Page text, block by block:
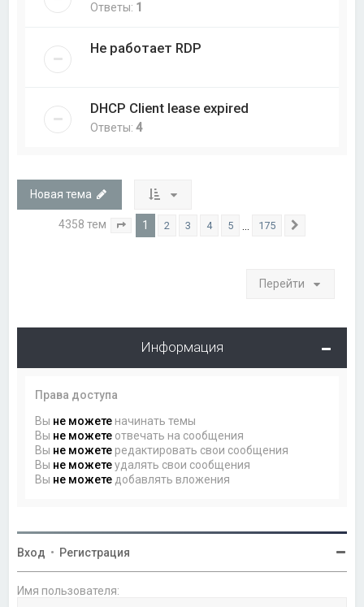
Ответы: 1
Не работает RDP
DHCP Client lease expired
Ответы:4
Новая тема
4358 тем Страница из 175
1 2 3 4 5 175
Перейти
Информация
Права доступа
Вы не можете начинать темы
Вы не можете отвечать на сообщения
Вы не можете редактировать свои сообщения
Вы не можетеудалять свои сообщения
Вы не можете добавлять вложения
Вход • Регистрация
Имя пользователя: